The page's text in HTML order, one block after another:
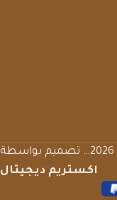
اكستريم ديجيتال